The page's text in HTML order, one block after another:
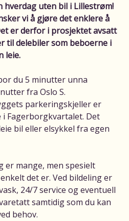
uten bil i Lillestrøm!
vi å gjøre det enklere å
er derfor i prosjektet avsatt
til delebiler som beboerne i
leie.
du 5 minutter unna
fra Oslo S.
parkeringskjeller er
Fagerborgkvartalet. Det
bil eller elsykkel fra egen
er mange, men spesielt
det er. Ved bildeling er
24/7 service og eventuell
samtidig som du kan
behov.